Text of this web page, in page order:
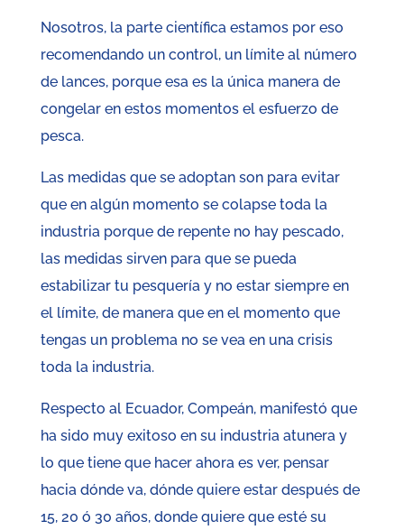
Nosotros, la parte científica estamos por eso
recomendando un control, un límite al número
de lances, porque esa es la única manera de
congelar en estos momentos el esfuerzo de
pesca.
Las medidas que se adoptan son para evitar
que en algún momento se colapse toda la
industria porque de repente no hay pescado,
las medidas sirven para que se pueda
estabilizar tu pesquería y no estar siempre en
el límite, de manera que en el momento que
tengas un problema no se vea en una crisis
toda la industria.
Respecto al Ecuador, Compeán, manifestó que
ha sido muy exitoso en su industria atunera y
lo que tiene que hacer ahora es ver, pensar
hacia dónde va, dónde quiere estar después de
15, 20 ó 30 años, donde quiere que esté su